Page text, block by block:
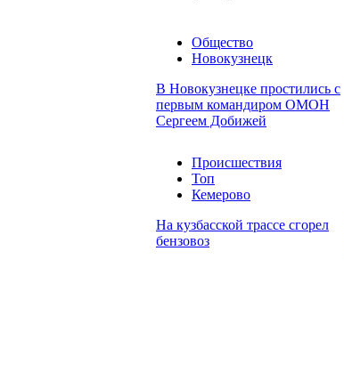
Общество
Новокузнецк
В Новокузнецке простились с
первым командиром ОМОН
Сергеем Добижей
Происшествия
Топ
Кемерово
На кузбасской трассе сгорел
бензовоз